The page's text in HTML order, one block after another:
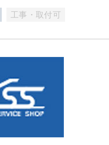
工事・取付可